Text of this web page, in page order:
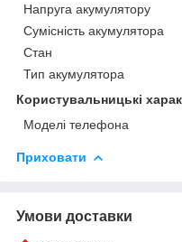
Напруга акумулятору
Сумісність акумулятора
Стан
Тип акумулятора
Користувальницькі
Моделі телефона
Приховати
Умови доставки